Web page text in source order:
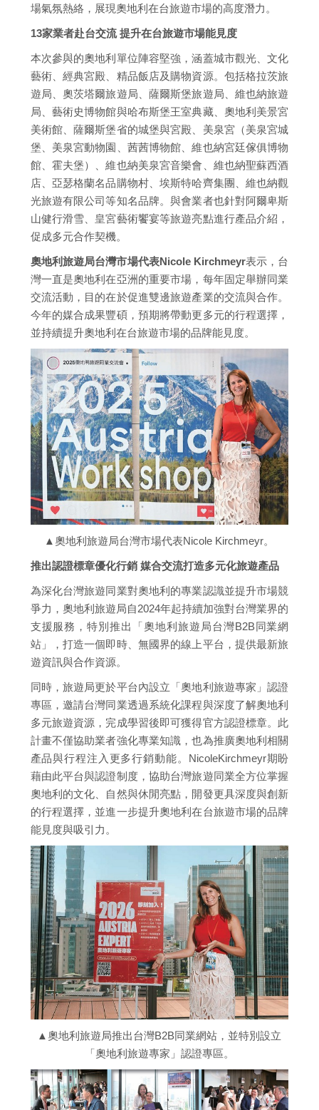
場氣氛熱絡，展現奧地利在台旅遊市場的高度潛力。
13家業者赴台交流 提升在台旅遊市場能見度
本次參與的奧地利單位陣容堅強，涵蓋城市觀光、文化
藝術、經典宮殿、精品飯店及購物資源。包括格拉茨旅
遊局、奧茨塔爾旅遊局、薩爾斯堡旅遊局、維也納旅遊
局、藝術史博物館與哈布斯堡王室典藏、奧地利美景宮
美術館、薩爾斯堡省的城堡與宮殿、美泉宮（美泉宮城
堡、美泉宮動物園、茜茜博物館、維也納宮廷傢俱博物
館、霍夫堡）、維也納美泉宮音樂會、維也納聖蘇西酒
店、亞瑟格蘭名品購物村、埃斯特哈齊集團、維也納觀
光旅遊有限公司等知名品牌。與會業者也針對阿爾卑斯
山健行滑雪、皇宮藝術饗宴等旅遊亮點進行產品介紹，
促成多元合作契機。
奧地利旅遊局台灣市場代表Nicole Kirchmeyr表示，台
灣一直是奧地利在亞洲的重要市場，每年固定舉辦同業
交流活動，目的在於促進雙邊旅遊產業的交流與合作。
今年的媒合成果豐碩，預期將帶動更多元的行程選擇，
並持續提升奧地利在台旅遊市場的品牌能見度。
▲奧地利旅遊局台灣市場代表Nicole Kirchmeyr。
推出認證標章優化行銷 媒合交流打造多元化旅遊產品
為深化台灣旅遊同業對奧地利的專業認識並提升市場競
爭力，奧地利旅遊局自2024年起持續加強對台灣業界的
支援服務，特別推出「奧地利旅遊局台灣B2B同業網
站」，打造一個即時、無國界的線上平台，提供最新旅
遊資訊與合作資源。
同時，旅遊局更於平台內設立「奧地利旅遊專家」認證
專區，邀請台灣同業透過系統化課程與深度了解奧地利
多元旅遊資源，完成學習後即可獲得官方認證標章。此
計畫不僅協助業者強化專業知識，也為推廣奧地利相關
產品與行程注入更多行銷動能。NicoleKirchmeyr期盼
藉由此平台與認證制度，協助台灣旅遊同業全方位掌握
奧地利的文化、自然與休閒亮點，開發更具深度與創新
的行程選擇，並進一步提升奧地利在台旅遊市場的品牌
能見度與吸引力。
▲奧地利旅遊局推出台灣B2B同業網站，並特別設立
「奧地利旅遊專家」認證專區。